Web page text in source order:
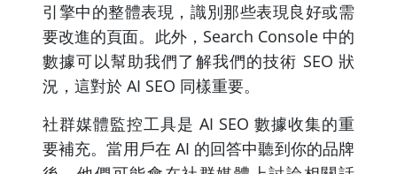
引擎中的整體表現，識別那些表現良好或需
要改進的頁面。此外，Search Console 中的
數據可以幫助我們了解我們的技術 SEO 狀
況，這對於 AI SEO 同樣重要。
社群媒體監控工具是 AI SEO 數據收集的重
要補充。當用戶在 AI 的回答中聽到你的品牌